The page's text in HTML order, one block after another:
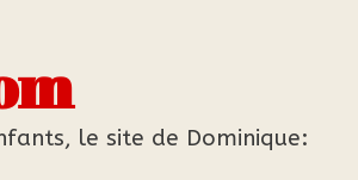
le site de Dominique: